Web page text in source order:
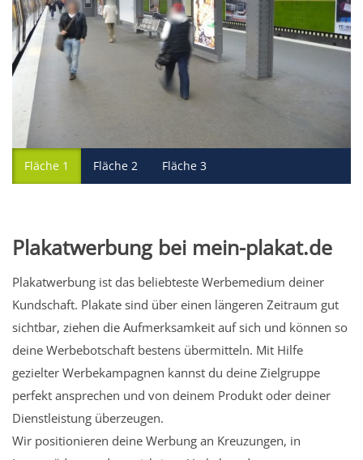
Fläche 1 Fläche 2 Fläche 3
Plakatwerbung bei mein-plakat.de
Plakatwerbung ist das beliebteste Werbemedium deiner
Kundschaft. Plakate sind über einen längeren Zeitraum gut
sichtbar, ziehen die Aufmerksamkeit auf sich und können so
deine Werbebotschaft bestens übermitteln. Mit Hilfe
gezielter Werbekampagnen kannst du deine Zielgruppe
perfekt ansprechen und von deinem Produkt oder deiner
Dienstleistung überzeugen.
Wir positionieren deine Werbung an Kreuzungen, in